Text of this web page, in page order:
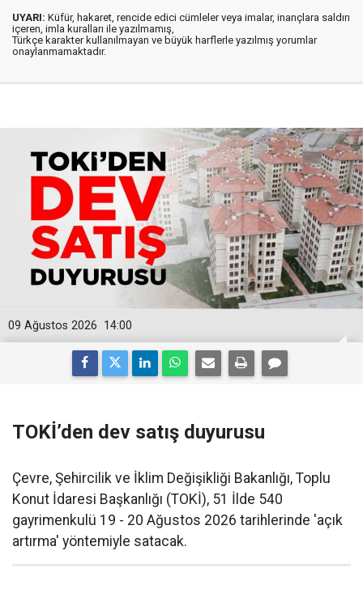
UYARI: Küfür, hakaret, rencide edici cümleler veya imalar, inançlara saldırı
içeren, imla kuralları ile yazılmamış,
Türkçe karakter kullanılmayan ve büyük harflerle yazılmış yorumlar
onaylanmamaktadır.
14:00
09 Ağustos 2026
TOKİ’den dev satış duyurusu
Çevre, Şehircilik ve İklim Değişikliği Bakanlığı, Toplu
Konut İdaresi Başkanlığı (TOKİ), 51 İlde 540
gayrimenkulü 19 - 20 Ağustos 2026 tarihlerinde 'açık
artırma' yöntemiyle satacak.